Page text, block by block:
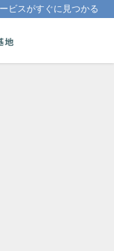
ビスがすぐに見つかる